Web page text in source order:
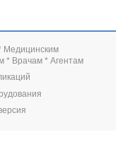
Медицинским
* Врачам * Агентам